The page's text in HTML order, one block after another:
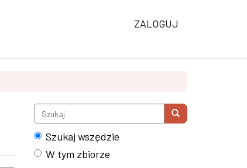
ZALOGUJ
Szukaj wszędzie
W tym zbiorze